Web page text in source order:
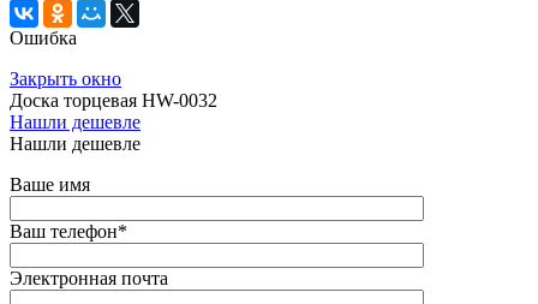
Ошибка
Закрыть окно
Доска торцевая HW-0032
Нашли дешевле
Нашли дешевле
Ваше имя
Ваш телефон*
Электронная почта